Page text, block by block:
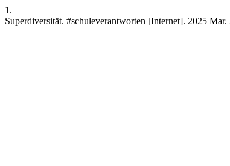
1.
Superdiversität. #schuleverantworten [Internet]. 2025